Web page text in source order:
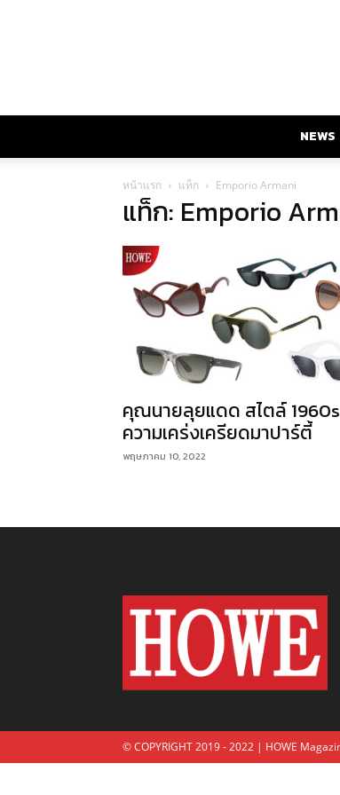
NEWS
หน้าแรก แท็ก Emporio Armani
แท็ก: Emporio
คุณนายลุยแดด สไตล์
ความเคร่งเครียดมาปาร์ตี้
พฤษภาคม 10, 2022
© COPYRIGHT 2019 - 2022 | HOWE